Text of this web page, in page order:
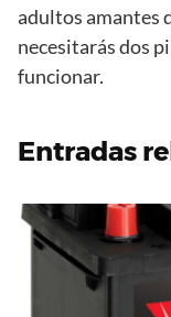
adultos amantes
necesitarás dos
funcionar.
Entradas